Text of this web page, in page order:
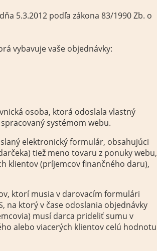
5.3.2012 podľa zákona 83/1990 Zb. o
vybavuje vaše objednávky:
osoba, ktorá odoslala vlastný
systémom webu.
elektronický formulár, obsahujúci
tiež meno tovaru z ponuky webu,
klientov (príjemcov finančného daru),
ktorí musia v darovacím formulári
na ktorý v čase odoslania objednávky
musí darca prideliť sumu v
alebo viacerých klientov celú hodnotu